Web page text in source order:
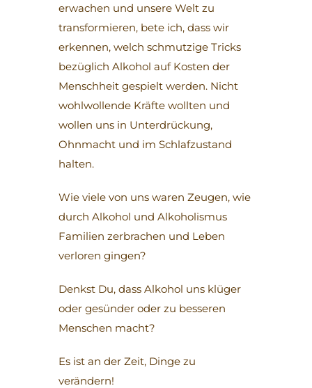
erwachen und unsere Welt zu
transformieren, bete ich, dass wir
erkennen, welch schmutzige Tricks
bezüglich Alkohol auf Kosten der
Menschheit gespielt werden. Nicht
wohlwollende Kräfte wollten und
wollen uns in Unterdrückung,
Ohnmacht und im Schlafzustand
halten.
Wie viele von uns waren Zeugen, wie
durch Alkohol und Alkoholismus
Familien zerbrachen und Leben
verloren gingen?
Denkst Du, dass Alkohol uns klüger
oder gesünder oder zu besseren
Menschen macht?
Es ist an der Zeit, Dinge zu
verändern!